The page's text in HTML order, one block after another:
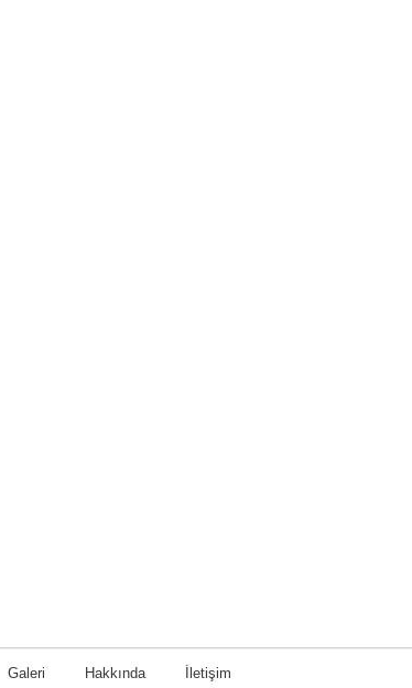
Galeri Hakkında İletişim